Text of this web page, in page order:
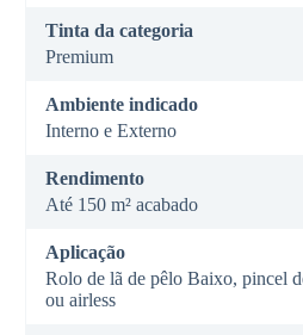
Tinta da categoria
Premium
Ambiente indicado
Interno e Externo
Rendimento
Até 150 m² acabado
Aplicação
Rolo de lã de pêlo Baixo, pincel
ou airless